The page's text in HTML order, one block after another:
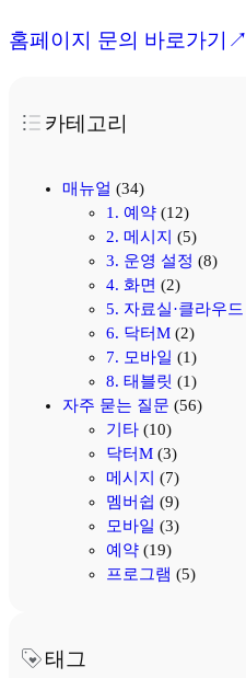
홈페이지 문의 바로가기↗
카테고리
매뉴얼 (34)
1. 예약(12)
2. 메시지 (5)
3. 운영 설정 (8)
4. 화면 (2)
5. 자료실·클라우드
6. 닥터M(2)
7. 모바일 (1)
8. 태블릿 (1)
자주 묻는 질문 (56)
기타(10)
닥터M(3)
메시지 (7)
멤버쉽 (9)
모바일 (3)
예약(19)
프로그램 (5)
태그